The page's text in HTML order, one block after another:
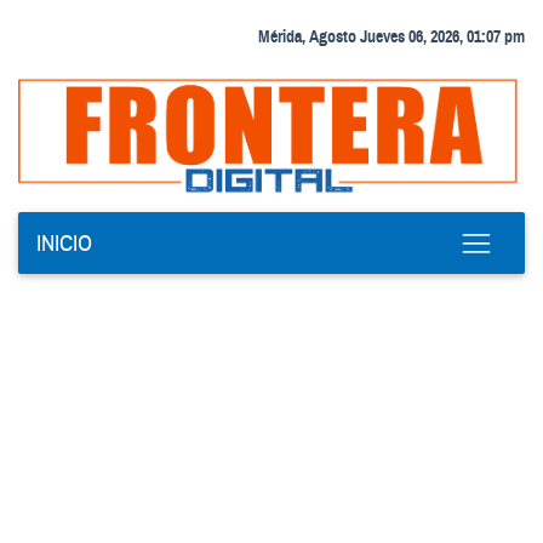
Mérida, Agosto Jueves 06, 2026, 01:07 pm
INICIO